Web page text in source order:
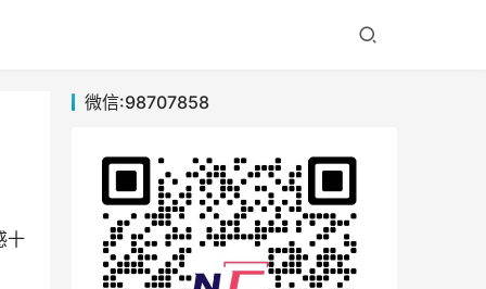
十
微信:98707858